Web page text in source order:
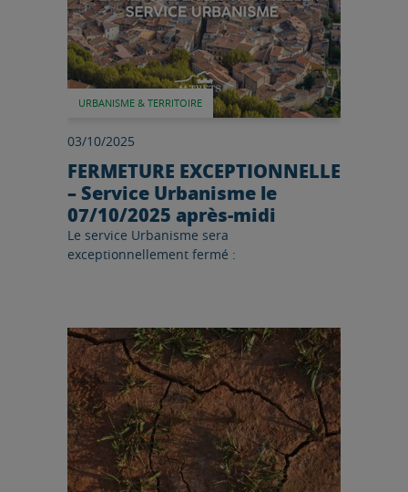
URBANISME & TERRITOIRE
03/10/2025
FERMETURE EXCEPTIONNELLE
– Service Urbanisme le
07/10/2025 après-midi
Le service Urbanisme sera
exceptionnellement fermé :
Lire l'article